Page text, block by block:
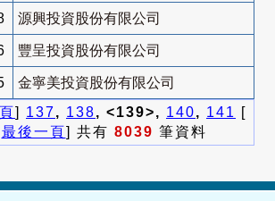
源興投資股份有限公司
豐呈投資股份有限公司
金寧美投資股份有限公司
] 137, 138, <139>, 140, 141
[
最後一頁] 共有 8039 筆資料